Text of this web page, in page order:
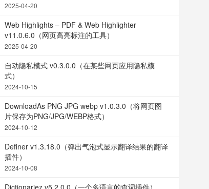
2025-04-20
Web Highlights – PDF & Web Highlighter
v11.0.6.0（网页高亮标注的工具）
2025-04-20
自动隐私模式 v0.3.0.0（在某些网页应用隐私模
式）
2024-10-15
DownloadAs PNG JPG webp v1.0.3.0（将网页图
片保存为PNG/JPG/WEBP格式）
2024-10-12
Definer v1.3.18.0（弹出气泡式显示翻译结果的翻译
插件）
2024-10-08
Dictionariez v5.2.0.0（一个多语言的查词插件）